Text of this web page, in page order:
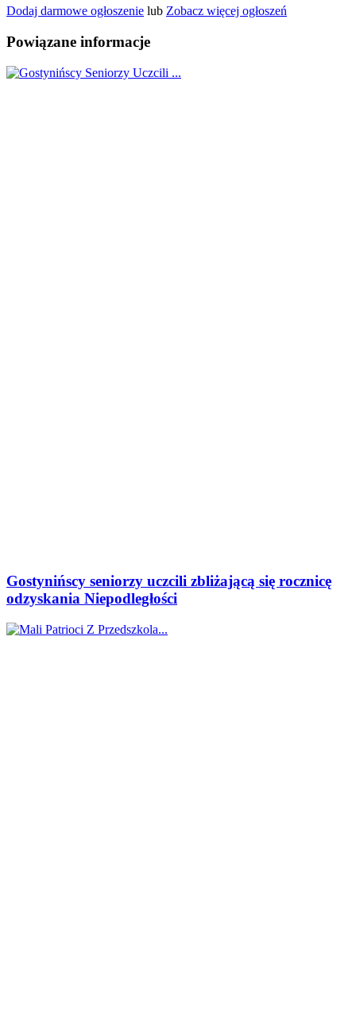
Dodaj darmowe ogłoszenie lub Zobacz więcej ogłoszeń
Powiązane informacje
Gostynińscy seniorzy uczcili zbliżającą się rocznicę
odzyskania Niepodległości